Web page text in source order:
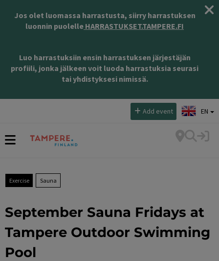
Jos olet luomassa harrastusta, siirry harrastuksen
luonnin puolelle HARRASTUKSET.TAMPERE.FI
Luo harrastuksiin ensin harrastuksen järjestäjän
profiili, jonka jälkeen voit luoda harrastuksia seurasi
tai yhdistyksesi nimissä.
Add event EN
Exercise Sauna
September Sauna Fridays at
Tampere Outdoor Swimming
Pool